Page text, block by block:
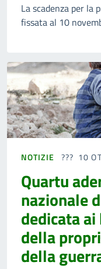
La scadenza per la
fissata al 10
NOTIZIE 10
Quartu
nazionale
dedicata
della
della